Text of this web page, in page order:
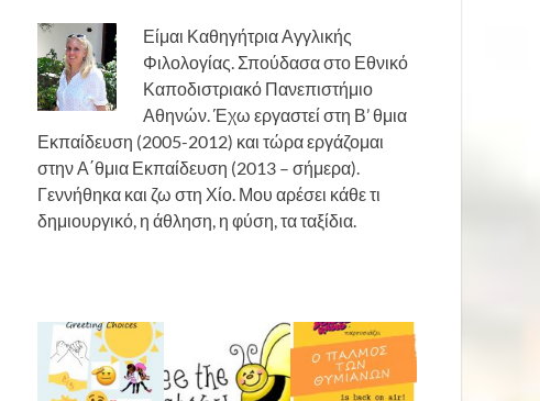
Είμαι Καθηγήτρια Αγγλικής
Φιλολογίας. Σπούδασα στο Εθνικό
Καποδιστριακό Πανεπιστήμιο
Αθηνών. Έχω εργαστεί στη Β’ θμια
Εκπαίδευση (2005-2012) και τώρα εργάζομαι
στην Α΄θμια Εκπαίδευση (2013 – σήμερα).
Γεννήθηκα και ζω στη Χίο. Μου αρέσει κάθε τι
δημιουργικό, η άθληση, η φύση, τα ταξίδια.